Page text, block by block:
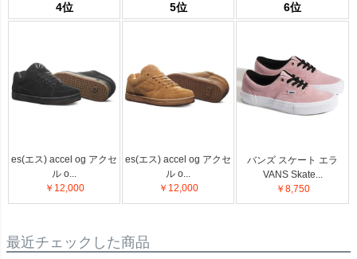
4位 5位 6位
es(エス) accel og アクセ
ル o...
￥12,000
es(エス) accel og アクセ
ル o...
￥12,000
バンズ スケート エラ
VANS Skate...
￥8,750
最近チェックした商品